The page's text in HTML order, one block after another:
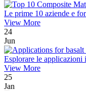
Le prime 10 aziende e
View More
24
Jun
Esplorare le
View More
25
Jan